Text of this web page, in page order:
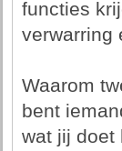
functies
verwarring
Waarom
bent
wat jij doet